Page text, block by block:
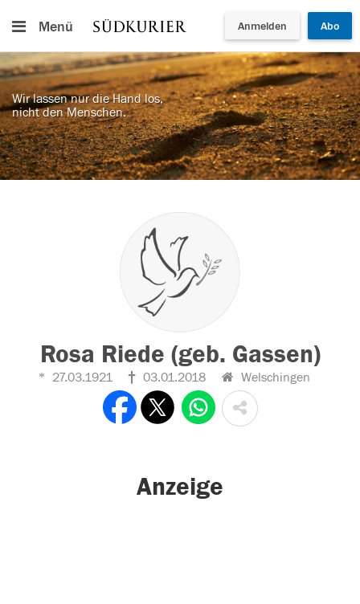
Menü Anmelden Abo
Wir lassen nur die Hand los,
nicht den Menschen.
Rosa Riede (geb. Gassen)
27.03.1921 03.01.2018 Welschingen
Anzeige